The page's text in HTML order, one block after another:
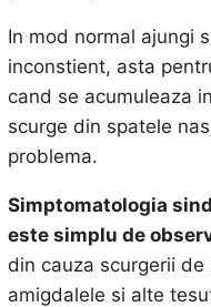
In mod normal ajungi
inconstient, asta
cand se acumuleaza
scurge din spatele
problema.
Simptomatologia
este simplu de
din cauza scurgerii
amigdalele si alte